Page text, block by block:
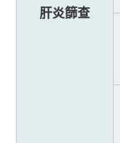
肝炎篩查